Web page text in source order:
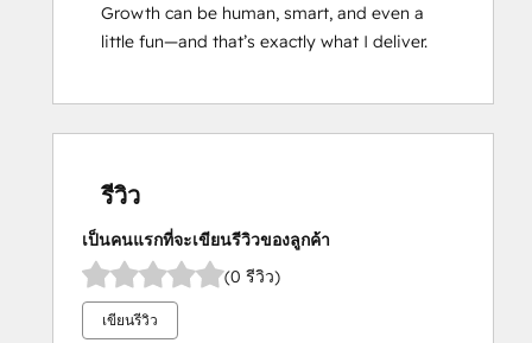
Growth can be human, smart, and even a
little fun—and that’s exactly what I deliver.
รีวิว
เป็นคนแรกที่จะเขียนรีวิวของลูกค้า
(0 รีวิว)
เขียนรีวิว